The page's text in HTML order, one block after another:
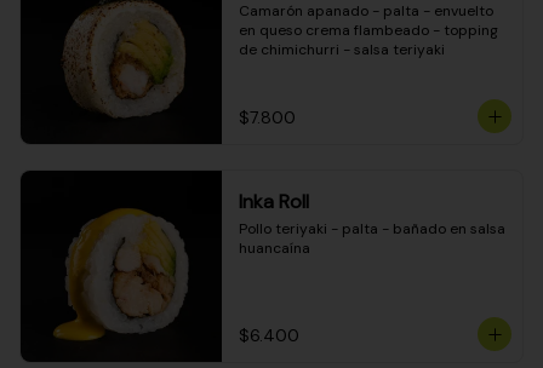
Camarón apanado - palta - envuelto
en queso crema flambeado - topping
de chimichurri - salsa teriyaki
$7.800
Inka Roll
Pollo teriyaki - palta - bañado en salsa
huancaína
$6.400